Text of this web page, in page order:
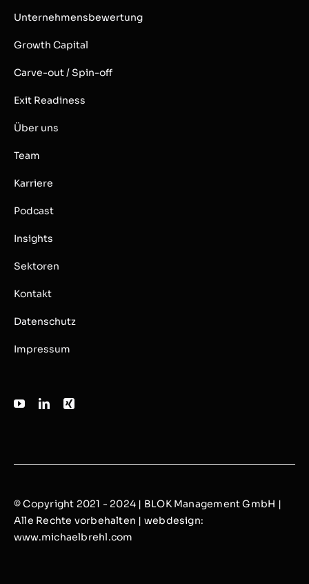
Unternehmensbewertung
Growth Capital
Carve-out / Spin-off
Exit Readiness
Über uns
Team
Karriere
Podcast
Insights
Sektoren
Kontakt
Datenschutz
Impressum
© Copyright 2021 - 2024 | BLOK Management GmbH |
Alle Rechte vorbehalten | webdesign:
www.michaelbrehl.com